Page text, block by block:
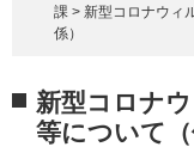
課 > 新型コロナウィ
係）
文 新型コロナ
等について（